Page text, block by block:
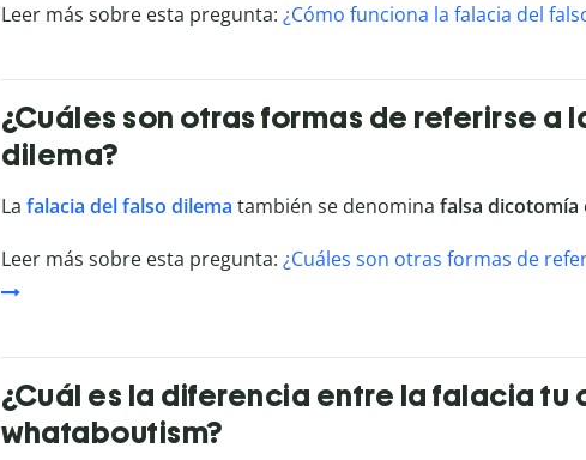
Leer más sobre esta pregunta: ¿Cómo funciona la falacia del
¿Cuáles son otras formas de referirse a
dilema?
La falacia del falso dilema también se denomina falsa dicotomía
Leer más sobre esta pregunta: ¿Cuáles son otras formas de
¿Cuál es la diferencia entre la falacia tu
whataboutism?